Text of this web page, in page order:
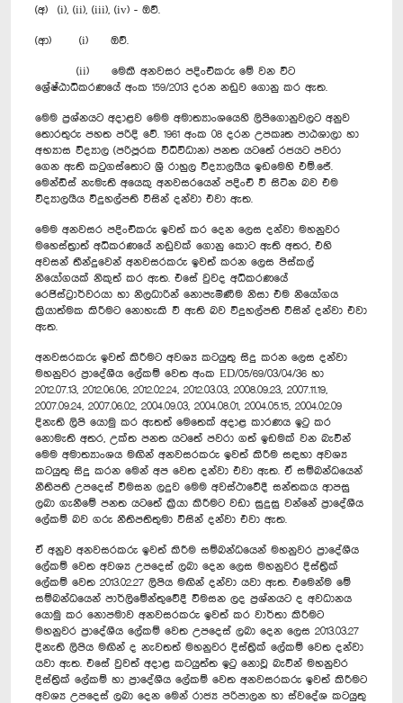
(අ) (i), (ii), (iii), (iv) - ඔව්.
(ආ‍) (i) ඔව්.
(ii) මෙකී අනවසර පදිංචිකරු මේ වන විට
ශ්‍රේෂ්ඨාධිකරණයේ අංක 159/2013 දරන නඩුව ගොනු කර ඇත.
මෙම ප්‍රශ්නයට අදාළව මෙම අමාත්‍යාංශයෙහි ලිපිගොනුවලට අනුව
තොරතුරු පහත පරිදි වේ. 1961 අංක 08 දරන උපකෘත පාඨශාලා හා
අභ්‍යාස විද්‍යාල (පරිපූරක විධිවිධාන) පනත යටතේ රජයට පවරා
ගෙන ඇති කටුගස්තොට ශ්‍රී රාහුල විද්‍යාලයීය ඉඩමෙහි එම්.ජේ.
මෙන්ඩිස් නැමැති අයෙකු අනවසරයෙන් පදිංචි වී සිටින බව එම
විද්‍යාලයීය විදුහල්පති විසින් දන්වා එවා ඇත.
මෙම අනවසර පදිංචිකරු ඉවත් කර දෙන ලෙස දන්වා මහනුවර
මහෙස්ත්‍රාත් අධිකරණයේ නඩුවක් ගොනු කොට ඇති අතර, එහි
අවසන් තීන්දුවෙන් අනවසරකරු ඉවත් කරන ලෙස පිස්කල්
නියෝගයක් නිකුත් කර ඇත. එසේ වුවද අධිකරණයේ
රෙජිස්ට්‍රාර්වරයා හා නිලධාරින් නොපැමිණීම නිසා එම නියෝගය
ක්‍රියාත්මක කිරීමට නොහැකි වී ඇති බව විදුහල්පති විසින් දන්වා එවා
ඇත.
අනවසරකරු ඉවත් කිරීමට අවශ්‍ය කටයුතු සිදු කරන ලෙස දන්වා
මහනුවර ප්‍රාදේශීය ලේකම් වෙත අංක ED/05/69/03/04/36 හා
2012.07.13, 2012.06.06, 2012.02.24, 2012.03.03, 2008.09.23, 2007.11.19,
2007.09.24, 2007.06.02, 2004.09.03, 2004.08.01, 2004.05.15, 2004.02.09
දිනැති ලිපි යොමු කර ඇතත් මෙතෙක් අදාළ කාරණය ඉටු කර
නොමැති අතර, උක්ත පනත යටතේ පවරා ගත් ඉඩමක් වන බැවින්
මෙම අමාත්‍යාංශය මඟින් අනවසරකරු ඉවත් කිරීම සඳහා අවශ්‍ය
කටයුතු සිදු කරන මෙන් අප වෙත දන්වා එවා ඇත. ඒ සම්බන්ධයෙන්
නීතිපති උපදෙස් විමසන ලදුව මෙම අවස්ථාවේදී සන්තකය ආපසු
ලබා ගැනීමේ පනත යටතේ ක්‍රියා කිරීමට වඩා සුදුසු වන්නේ ප්‍රාදේශීය
ලේකම් බව ගරු නීතිපතිතුමා විසින් දන්වා එවා ඇත.
ඒ අනුව අනවසරකරු ඉවත් කිරීම සම්බන්ධයෙන් මහනුවර ප්‍රාදේශීය
ලේකම් වෙත අවශ්‍ය උපදෙස් ලබා දෙන ලෙස මහනුවර දිස්ත්‍රික්
ලේකම් වෙත 2013.02.27 ලිපිය මඟින් දන්වා යවා ඇත. එ‍මෙන්ම මේ
සම්බන්ධයෙන් පාර්ලිමේන්තුවේදී විමසන ලද ප්‍රශ්නයට ද අවධානය
යොමු කර නොපමාව අනවසරකරු ඉවත් කර වාර්තා කිරීමට
මහනුවර ප්‍රාදේශීය ලේකම් වෙත උපදෙස් ලබා දෙන ලෙස 2013.03.27
දිනැති ලිපිය මඟින් ද නැවතත් මහනුවර දිස්ත්‍රික් ලේකම් වෙත දන්වා
යවා ඇත. එසේ වුවත් අදාළ කටයුත්ත ඉටු නොවූ බැවින් මහනුවර
දිස්ත්‍රික් ලේකම් හා ප්‍රාදේශීය ලේකම් වෙත අනවසරකරු ඉවත් කිරීමට
අවශ්‍ය උපදෙස් ලබා දෙන මෙන් රාජ්‍ය පරිපාලන හා ස්වදේශ කටයුතු